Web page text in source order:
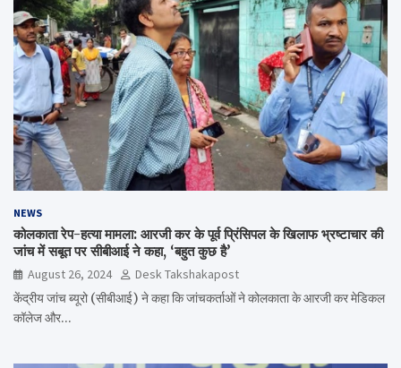
NEWS
कोलकाता रेप-हत्या मामला: आरजी कर के पूर्व प्रिंसिपल के खिलाफ भ्रष्टाचार की
जांच में सबूत पर सीबीआई ने कहा, ‘बहुत कुछ है’
August 26, 2024
Desk Takshakapost
केंद्रीय जांच ब्यूरो (सीबीआई) ने कहा कि जांचकर्ताओं ने कोलकाता के आरजी कर मेडिकल
कॉलेज और…